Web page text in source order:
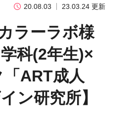
20.08.03 23.03.24 更新
ラーラボ様
科(2年生)×
ART成人
ン研究所】